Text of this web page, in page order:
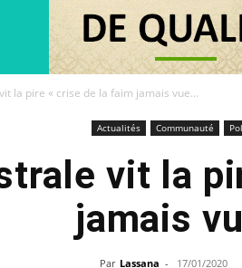
la pire « crise de la faim jamais vue...
Actualités Communauté
vit la
jamais
Par Lassana - 17/01/2020